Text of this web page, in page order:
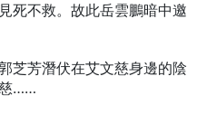
死不救。故此岳雲鵬暗中邀
芝芳潛伏在艾文慈身邊的陰
慈……